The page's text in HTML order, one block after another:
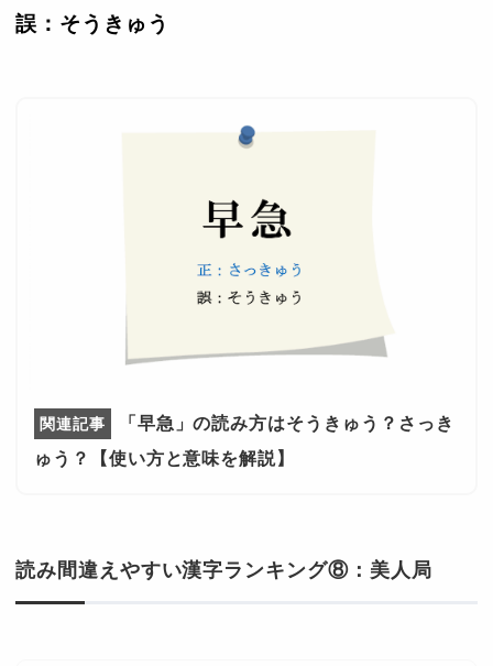
誤：そうきゅう
「早急」の読み方はそうきゅう？さっき
ゅう？【使い方と意味を解説】
読み間違えやすい漢字ランキング⑧：美人局